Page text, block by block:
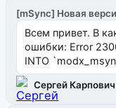
[mSync] Новая
Всем привет. В
ошибки: Error
INTO
`uuid_1c`) VALUES
Сергей Карпович